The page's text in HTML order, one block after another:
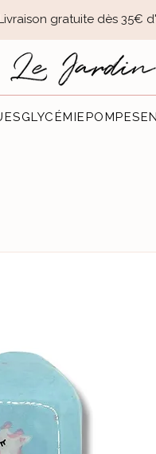
gratuite dès 35€
GLYCÉMIEPOMPES